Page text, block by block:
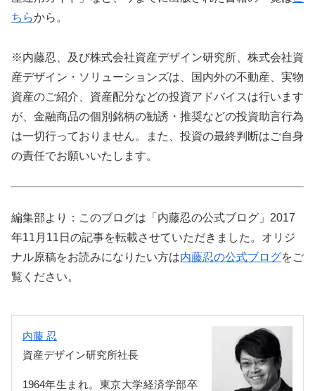
ちらから。
※内藤忍、及び株式会社資産デザイン研究所、株式会社資
産デザイン・ソリューションズは、国内外の不動産、実物
資産のご紹介、資産配分などの投資アドバイスは行います
が、金融商品の個別銘柄の勧誘・推奨などの投資助言行為
は一切行っておりません。また、投資の最終判断はご自身
の責任でお願いいたします。
編集部より：このブログは「内藤忍の公式ブログ」2017
年11月11日の記事を転載させていただきました。オリジ
ナル原稿をお読みになりたい方は内藤忍の公式ブログをご
覧ください。
内藤 忍
資産デザイン研究所社長
1964年生まれ。東京大学経済学部卒